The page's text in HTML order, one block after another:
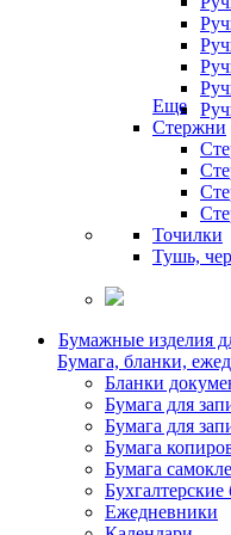
Еще
Стержни
Точилки
Тушь,
Бумажные изделия
Бумага, бланки,
Бланки
Бумага для
Бумага для
Бумага
Бумага
Ежедневники